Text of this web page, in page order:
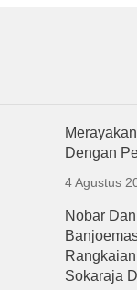
Dengan
4 Agustus
Nobar
Sokaraja